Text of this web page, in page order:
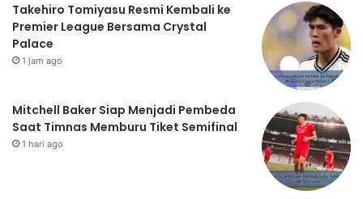
Takehiro Tomiyasu Resmi Kembali ke
Premier League Bersama Crystal
Palace
1 jam ago
Mitchell Baker Siap Menjadi Pembeda
Saat Timnas Memburu Tiket Semifinal
1 hari ago